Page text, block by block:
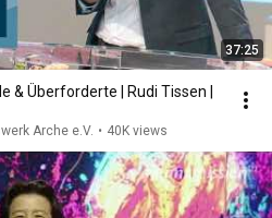
37:25
& Überforderte | Rudi Tissen |
Arche e.V. • 40K views